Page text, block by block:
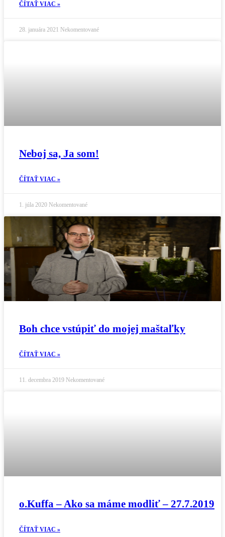
ČÍTAŤ VIAC »
28. januára 2021 Nekomentované
Neboj sa, Ja som!
ČÍTAŤ VIAC »
1. júla 2020 Nekomentované
Boh chce vstúpiť do mojej maštaľky
ČÍTAŤ VIAC »
11. decembra 2019 Nekomentované
o.Kuffa – Ako sa máme modliť – 27.7.2019
ČÍTAŤ VIAC »